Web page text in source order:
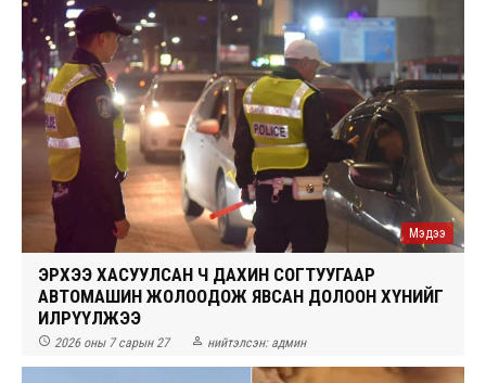
Мэдээ
ЭРХЭЭ ХАСУУЛСАН Ч ДАХИН СОГТУУГААР
АВТОМАШИН ЖОЛООДОЖ ЯВСАН ДОЛООН ХҮНИЙГ
ИЛРҮҮЛЖЭЭ
 2026 оны 7 сарын 27  нийтэлсэн: админ